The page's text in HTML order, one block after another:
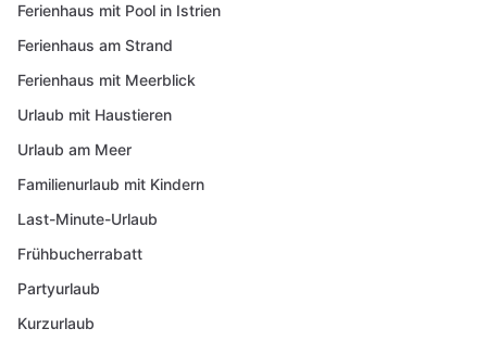
Ferienhaus mit Pool in Istrien
Ferienhaus am Strand
Ferienhaus mit Meerblick
Urlaub mit Haustieren
Urlaub am Meer
Familienurlaub mit Kindern
Last-Minute-Urlaub
Frühbucherrabatt
Partyurlaub
Kurzurlaub